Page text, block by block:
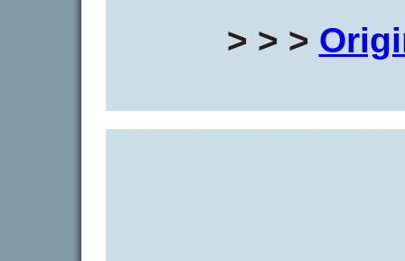
> > >